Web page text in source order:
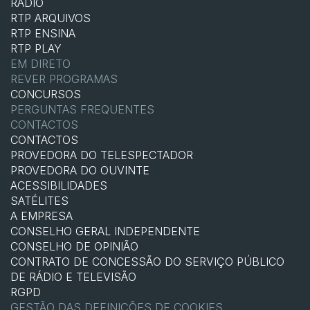
RTP ARQUIVOS
RTP ENSINA
RTP PLAY
EM DIRETO
REVER PROGRAMAS
CONCURSOS
PERGUNTAS FREQUENTES
CONTACTOS
CONTACTOS
PROVEDORA DO TELESPECTADOR
PROVEDORA DO OUVINTE
ACESSIBILIDADES
SATÉLITES
A EMPRESA
CONSELHO GERAL INDEPENDENTE
CONSELHO DE OPINIÃO
CONTRATO DE CONCESSÃO DO SERVIÇO PÚBLICO
DE RÁDIO E TELEVISÃO
RGPD
GESTÃO DAS DEFINIÇÕES DE COOKIES